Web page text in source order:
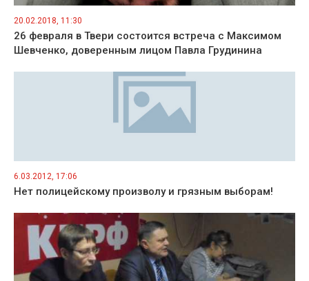
20.02.2018, 11:30
26 февраля в Твери состоится встреча с Максимом
Шевченко, доверенным лицом Павла Грудинина
6.03.2012, 17:06
Нет полицейскому произволу и грязным выборам!